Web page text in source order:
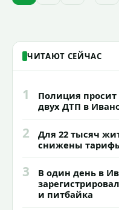
ЧИТАЮТ СЕЙЧАС
1
Полиция просит
двух ДТП в
2
Для 22 тысяч
снижены
3
В один день в
и питбайка